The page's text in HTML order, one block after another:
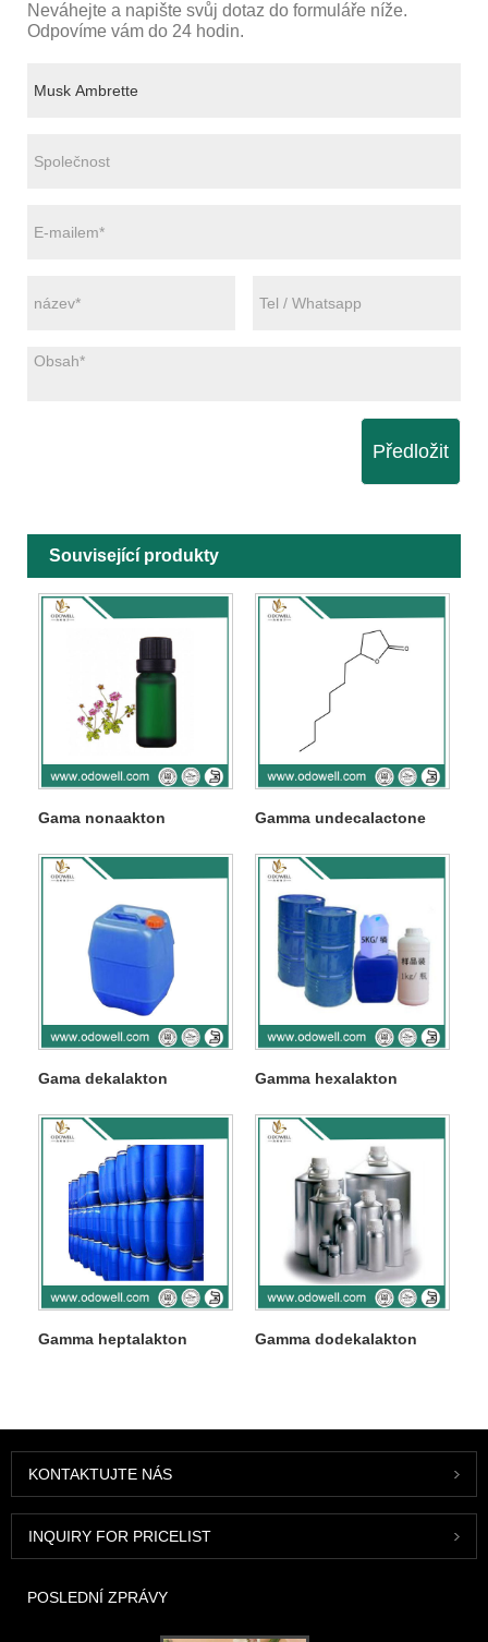
Neváhejte a napište svůj dotaz do formuláře níže.
Odpovíme vám do 24 hodin.
Předložit
Související produkty
Gama nonaakton Gamma undecalactone
Gama dekalakton Gamma hexalakton
Gamma heptalakton Gamma dodekalakton
KONTAKTUJTE NÁS
INQUIRY FOR PRICELIST
POSLEDNÍ ZPRÁVY